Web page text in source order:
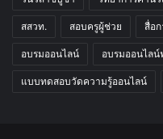
สสวท. สอบครูผู้ช่วย สื่อ
อบรมออนไลน์ อบรมออนไลน์
แบบทดสอบวัดความรู้ออนไลน์